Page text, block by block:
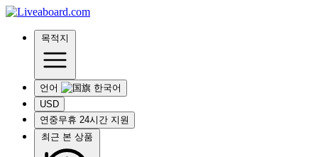
목적지
언어
USD
연중무휴 24시간 지원
최근 본 상품